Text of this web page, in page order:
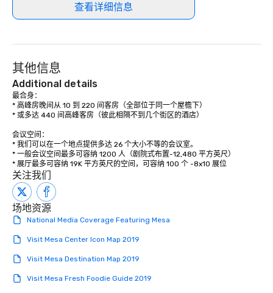
查看详细信息
其他信息
Additional details
最合身：
* 高峰房晚间从 10 到 220 间客房（全部位于同一个屋檐下）
* 或多达 440 间高峰客房（彼此相隔不到几个街区的酒店）
会议空间：
* 我们可以在一个地点提供多达 26 个大小不等的会议室。
* 一般会议空间最多可容纳 1200 人（剧院式布置-12,480 平方英尺）
* 展厅最多可容纳 19K 平方英尺的空间，可容纳 100 个 -8x10 展位
关注我们
场地资源
National Media Coverage Featuring Mesa
Visit Mesa Center Icon Map 2019
Visit Mesa Destination Map 2019
Visit Mesa Fresh Foodie Guide 2019